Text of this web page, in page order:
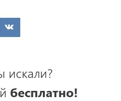
искали?
бесплатно!